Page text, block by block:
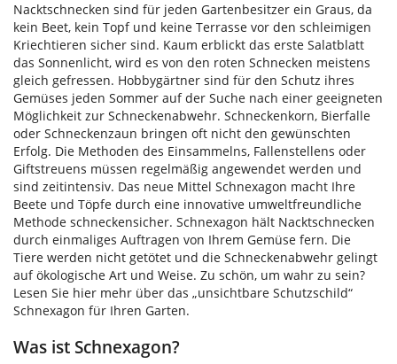
Nacktschnecken sind für jeden Gartenbesitzer ein Graus, da
kein Beet, kein Topf und keine Terrasse vor den schleimigen
Kriechtieren sicher sind. Kaum erblickt das erste Salatblatt
das Sonnenlicht, wird es von den roten Schnecken meistens
gleich gefressen. Hobbygärtner sind für den Schutz ihres
Gemüses jeden Sommer auf der Suche nach einer geeigneten
Möglichkeit zur Schneckenabwehr. Schneckenkorn, Bierfalle
oder Schneckenzaun bringen oft nicht den gewünschten
Erfolg. Die Methoden des Einsammelns, Fallenstellens oder
Giftstreuens müssen regelmäßig angewendet werden und
sind zeitintensiv. Das neue Mittel Schnexagon macht Ihre
Beete und Töpfe durch eine innovative umweltfreundliche
Methode schneckensicher. Schnexagon hält Nacktschnecken
durch einmaliges Auftragen von Ihrem Gemüse fern. Die
Tiere werden nicht getötet und die Schneckenabwehr gelingt
auf ökologische Art und Weise. Zu schön, um wahr zu sein?
Lesen Sie hier mehr über das „unsichtbare Schutzschild“
Schnexagon für Ihren Garten.
Was ist Schnexagon?